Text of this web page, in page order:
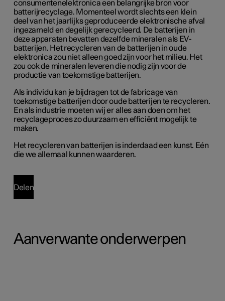
consumentenelektronica een belangrijke bron voor
batterijrecyclage. Momenteel wordt slechts een klein
deel van het jaarlijks geproduceerde elektronische afval
ingezameld en degelijk gerecycleerd. De batterijen in
deze apparaten bevatten dezelfde mineralen als EV-
batterijen. Het recycleren van de batterijen in oude
elektronica zou niet alleen goed zijn voor het milieu. Het
zou ook de mineralen leveren die nodig zijn voor de
productie van toekomstige batterijen.
Als individu kan je bijdragen tot de fabricage van
toekomstige batterijen door oude batterijen te recycleren.
En als industrie moeten wij er alles aan doen om het
recyclageproces zo duurzaam en efficiënt mogelijk te
maken.
Het recycleren van batterijen is inderdaad een kunst. Eén
die we allemaal kunnen waarderen.
Delen
Aanverwante onderwerpen